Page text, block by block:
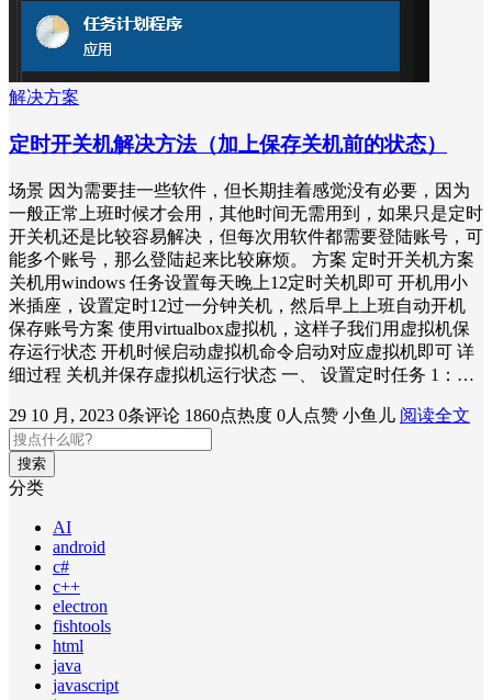
解决方案
定时开关机解决方法（加上保存关机前的状态）
场景 因为需要挂一些软件，但长期挂着感觉没有必要，因为
一般正常上班时候才会用，其他时间无需用到，如果只是定时
开关机还是比较容易解决，但每次用软件都需要登陆账号，可
能多个账号，那么登陆起来比较麻烦。 方案 定时开关机方案
关机用windows 任务设置每天晚上12定时关机即可 开机用小
米插座，设置定时12过一分钟关机，然后早上上班自动开机
保存账号方案 使用virtualbox虚拟机，这样子我们用虚拟机保
存运行状态 开机时候启动虚拟机命令启动对应虚拟机即可 详
细过程 关机并保存虚拟机运行状态 一、 设置定时任务 1：…
29 10 月, 2023 0条评论 1860点热度 0人点赞 小鱼儿 阅读全文
搜索
分类
AI
android
c#
c++
electron
fishtools
html
java
javascript